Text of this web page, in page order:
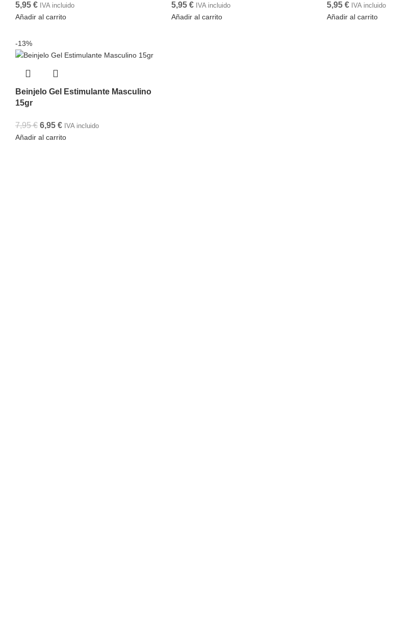
5,95 € IVA incluido
Añadir al carrito
5,95 € IVA incluido
Añadir al carrito
5,95 € IVA incluido
Añadir al carrito
-13%
Beinjelo Gel Estimulante Masculino
15gr
7,95€ 6,95 € IVA incluido
Añadir al carrito